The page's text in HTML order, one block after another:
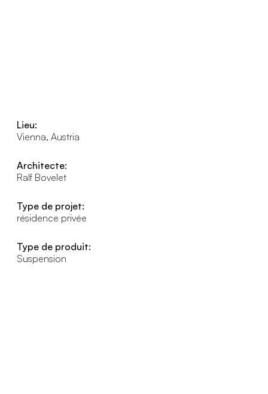
Lieu:
Vienna, Austria
Architecte:
Ralf Bovelet
Type de projet:
résidence privée
Type de produit:
Suspension